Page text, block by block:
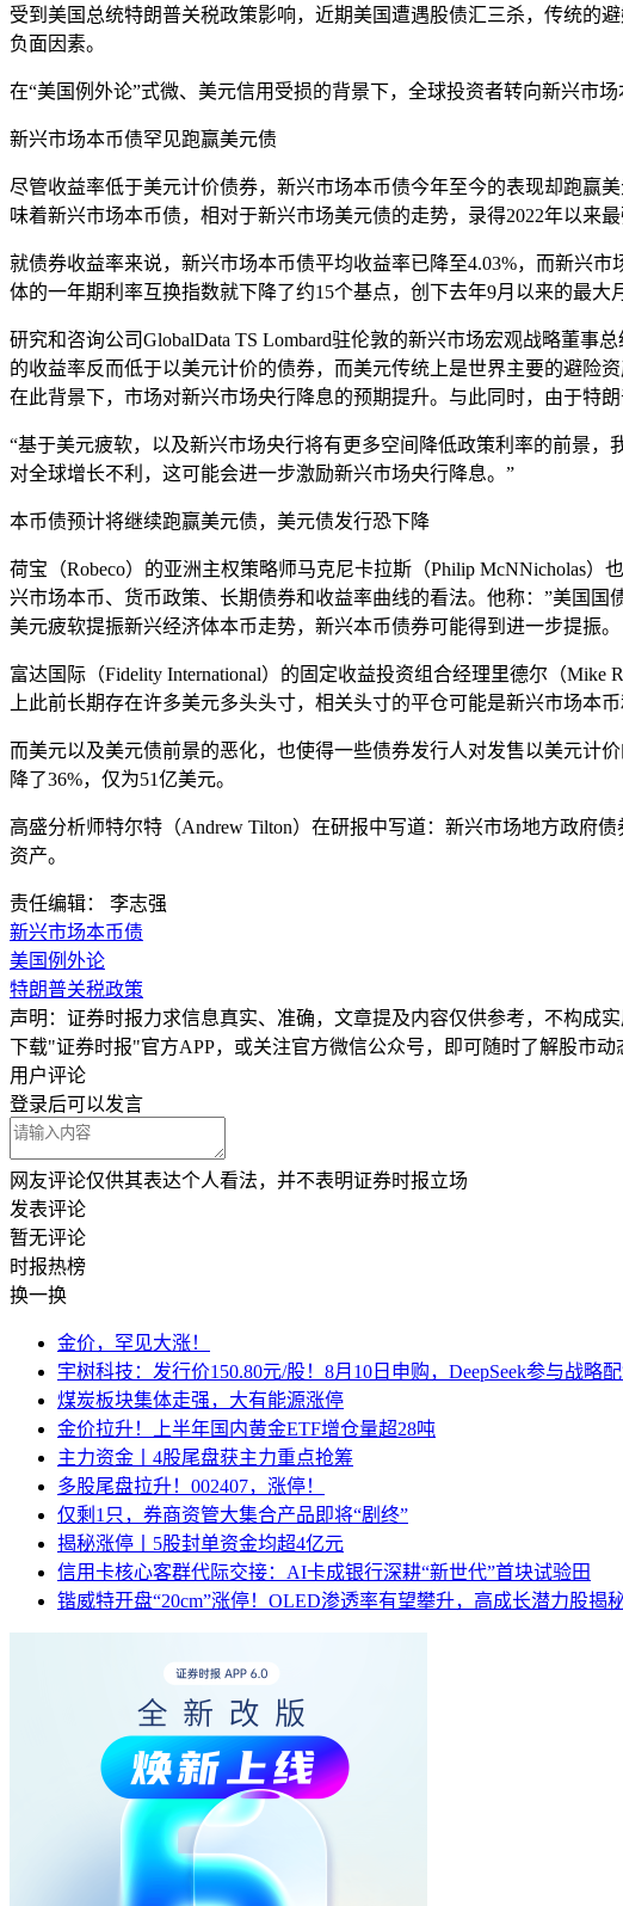
受到美国总统特朗普关税政策影响，近期美国遭遇股债汇三杀，传统的
负面因素。
在“美国例外论”式微、美元信用受损的背景下，全球投资者转向新兴市场
新兴市场本币债罕见跑赢美元债
尽管收益率低于美元计价债券，新兴市场本币债今年至今的表现却跑赢
味着新兴市场本币债，相对于新兴市场美元债的走势，录得2022年以来最
就债券收益率来说，新兴市场本币债平均收益率已降至4.03%，而新兴
体的一年期利率互换指数就下降了约15个基点，创下去年9月以来的最大
研究和咨询公司GlobalData TS Lombard驻伦敦的新兴市场宏观战略董
的收益率反而低于以美元计价的债券，而美元传统上是世界主要的避险
在此背景下，市场对新兴市场央行降息的预期提升。与此同时，由于特
“基于美元疲软，以及新兴市场央行将有更多空间降低政策利率的前景
对全球增长不利，这可能会进一步激励新兴市场央行降息。”
本币债预计将继续跑赢美元债，美元债发行恐下降
荷宝（Robeco）的亚洲主权策略师马克尼卡拉斯（Philip McNNicholas
兴市场本币、货币政策、长期债券和收益率曲线的看法。他称：”美国
美元疲软提振新兴经济体本币走势，新兴本币债券可能得到进一步提振。
富达国际（Fidelity International）的固定收益投资组合经理里德尔（
上此前长期存在许多美元多头头寸，相关头寸的平仓可能是新兴市场本
而美元以及美元债前景的恶化，也使得一些债券发行人对发售以美元计
降了36%，仅为51亿美元。
高盛分析师特尔特（Andrew Tilton）在研报中写道：新兴市场地方政府
资产。
责任编辑： 李志强
新兴市场本币债
美国例外论
特朗普关税政策
声明：证券时报力求信息真实、准确，文章提及内容仅供参考，不构成
下载"证券时报"官方APP，或关注官方微信公众号，即可随时了解股市动
用户评论
登录后可以发言
网友评论仅供其表达个人看法，并不表明证券时报立场
发表评论
暂无评论
时报热榜
换一换
金价，罕见大涨！
宇树科技：发行价150.80元/股！8月10日申购，DeepSeek参与战略
煤炭板块集体走强，大有能源涨停
金价拉升！上半年国内黄金ETF增仓量超28吨
主力资金丨4股尾盘获主力重点抢筹
多股尾盘拉升！002407，涨停！
仅剩1只，券商资管大集合产品即将“剧终”
揭秘涨停丨5股封单资金均超4亿元
信用卡核心客群代际交接：AI卡成银行深耕“新世代”首块试验田
锴威特开盘“20cm”涨停！OLED渗透率有望攀升，高成长潜力股揭